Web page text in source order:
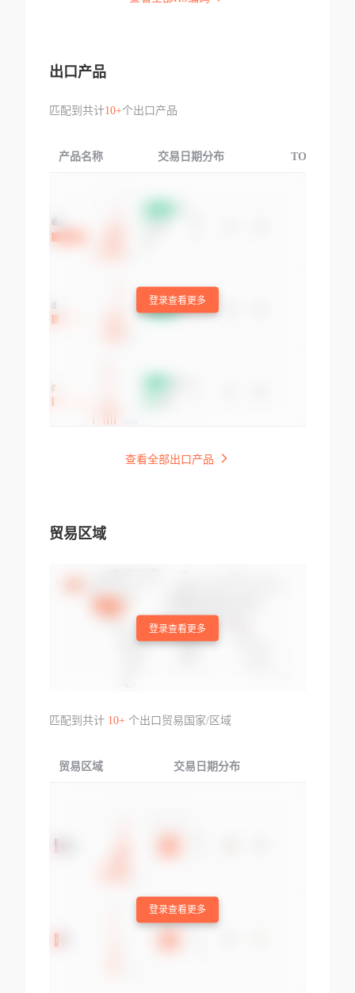
出口产品
匹配到共计10+个出口产品
产品名称 交易日期分布 TOP3交易国
登录查看更多
查看全部出口产品
贸易区域
登录查看更多
匹配到共计 10+个出口贸易国家/区域
贸易区域 交易日期分布
登录查看更多